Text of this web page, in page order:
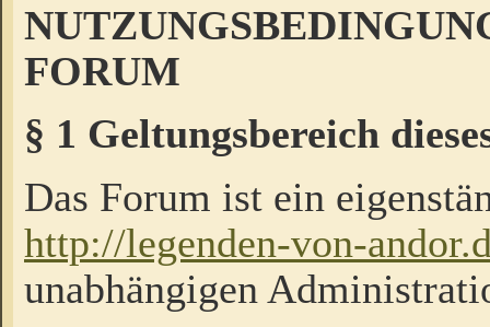
FORUM
§ 1 Geltungsbereich
Das Forum ist ein
http://legenden-von-
unabhängigen